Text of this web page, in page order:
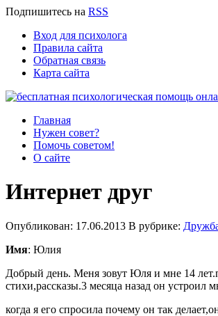
Подпишитесь на RSS
Вход для психолога
Правила сайта
Обратная связь
Карта сайта
Главная
Нужен совет?
Помочь советом!
О сайте
Интернет друг
Опубликован: 17.06.2013 В рубрике:
Имя: Юлия
Добрый день. Меня зовут Юля и мне 14
стихи,рассказы.3 месяца назад он
когда я его спросила почему он так